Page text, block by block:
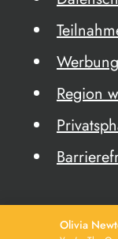
Werbung
Region
Olivia